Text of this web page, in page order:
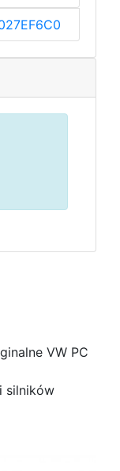
VW PC
silników